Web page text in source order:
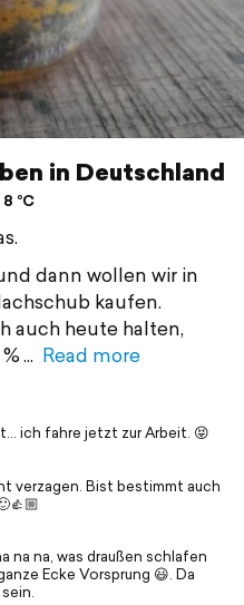
in Deutschland
°C
dann wollen wir in
kaufen.
auch heute halten,
Read more
ich fahre jetzt zur Arbeit. 😝
verzagen. Bist bestimmt auch
na na, was draußen schlafen
Ecke Vorsprung 😃. Da